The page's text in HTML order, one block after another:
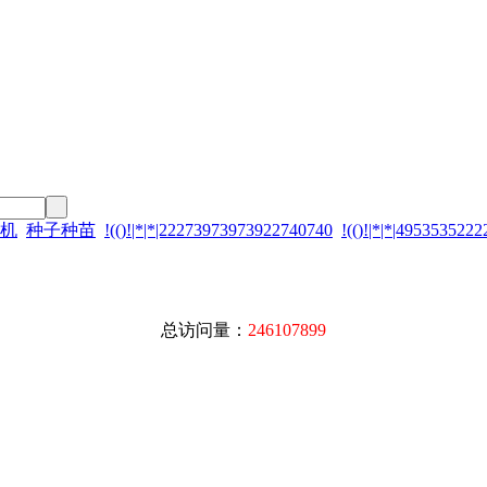
种子种苗 !(()!|*|*|22273973973922740740
总访问量： 246107899